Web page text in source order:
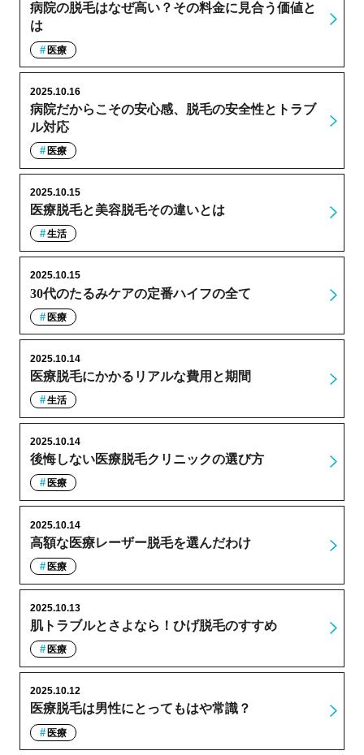
病院の脱毛はなぜ高い？その料金に見合う価値と
は
医療
病院だからこその安心感、脱毛の安全性とトラブ
ル対応
2025.10.16
医療
医療脱毛と美容脱毛その違いとは
2025.10.15
生活
30代のたるみケアの定番ハイフの全て
2025.10.15
医療
医療脱毛にかかるリアルな費用と期間
2025.10.14
生活
後悔しない医療脱毛クリニックの選び方
2025.10.14
医療
高額な医療レーザー脱毛を選んだわけ
2025.10.14
医療
肌トラブルとさよなら！ひげ脱毛のすすめ
2025.10.13
医療
医療脱毛は男性にとってもはや常識？
2025.10.12
医療